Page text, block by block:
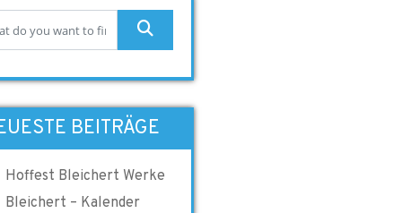
BEITRÄGE
Hoffest Bleichert Werke
Bleichert – Kalender